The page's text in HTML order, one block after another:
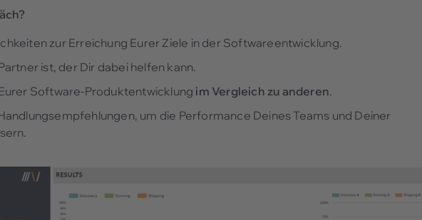
zur Erreichung Eurer Ziele in der Softwareentwicklung.
ist, der Dir dabei helfen kann.
Software-Produktentwicklung im Vergleich zu anderen.
um die Performance Deines Teams und Deiner